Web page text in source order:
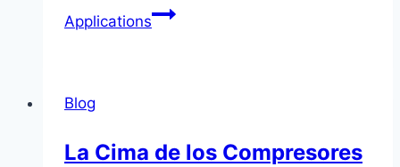
Applications
Blog
La Cima de los Compresores